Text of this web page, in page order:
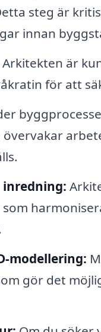
steg är
innan
Arkitekten är
för att
inredning:
modellering:
gör det